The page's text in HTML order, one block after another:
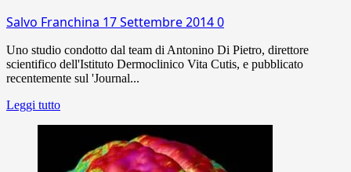
Salvo Franchina 17 Settembre 20140
Uno studio condotto dal team di Antonino Di Pietro, direttore
scientifico dell'Istituto Dermoclinico Vita Cutis, e pubblicato
recentemente sul 'Journal...
Leggi tutto